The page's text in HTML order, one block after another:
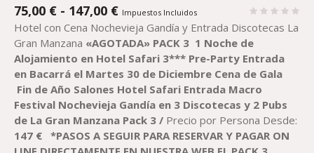
75,00 € - 147,00 €RANGO
DE
PRECIOS:
DESDE
75,00 €
HASTA
147,00 €
Impuestos Incluidos
Hotel con Cena Nochevieja Gandía y Entrada Discotecas La
Gran Manzana «AGOTADA» PACK 3 1 Noche de
Alojamiento en Hotel Safari 3*** Pre-Party Entrada
en Bacarrá el Martes 30 de Diciembre Cena de Gala
Fin de Año Salones Hotel Safari Entrada Macro
Festival Nochevieja Gandía en 3 Discotecas y 2 Pubs
de La Gran Manzana Pack 3 / Precio por Persona Desde:
147 € *PASOS A SEGUIR PARA RESERVARY PAGAR ON